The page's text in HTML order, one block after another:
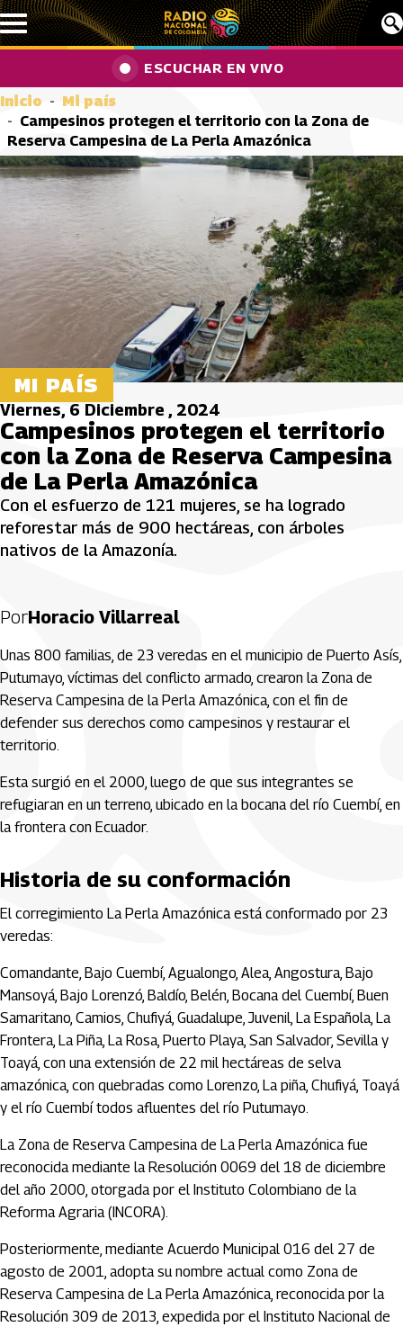
Pasar al contenido principal
ESCUCHAR EN VIVO
Inicio
Mi país
Campesinos protegen el territorio con la Zona de
Reserva Campesina de La Perla Amazónica
MI PAÍS
Viernes, 6 Diciembre , 2024
Campesinos protegen el territorio
con la Zona de Reserva Campesina
de La Perla Amazónica
Con el esfuerzo de 121 mujeres, se ha logrado
reforestar más de 900 hectáreas, con árboles
nativos de la Amazonía.
PorHoracio Villarreal
Unas 800 familias, de 23 veredas en el municipio de Puerto Asís,
Putumayo, víctimas del conflicto armado, crearon la Zona de
Reserva Campesina de la Perla Amazónica, con el fin de
defender sus derechos como campesinos y restaurar el
territorio.
Esta surgió en el 2000, luego de que sus integrantes se
refugiaran en un terreno, ubicado en la bocana del río Cuembí, en
la frontera con Ecuador.
Historia de su conformación
El corregimiento La Perla Amazónica está conformado por 23
veredas:
Comandante, Bajo Cuembí, Agualongo, Alea, Angostura, Bajo
Mansoyá, Bajo Lorenzó, Baldío, Belén, Bocana del Cuembí, Buen
Samaritano, Camios, Chufiyá, Guadalupe, Juvenil, La Española, La
Frontera, La Piña, La Rosa, Puerto Playa, San Salvador, Sevilla y
Toayá, con una extensión de 22 mil hectáreas de selva
amazónica, con quebradas como Lorenzo, La piña, Chufiyá, Toayá
y el río Cuembí todos afluentes del río Putumayo.
La Zona de Reserva Campesina de La Perla Amazónica fue
reconocida mediante la Resolución 0069 del 18 de diciembre
del año 2000, otorgada por el Instituto Colombiano de la
Reforma Agraria (INCORA).
Posteriormente, mediante Acuerdo Municipal 016 del 27 de
agosto de 2001, adopta su nombre actual como Zona de
Reserva Campesina de La Perla Amazónica, reconocida por la
Resolución 309 de 2013, expedida por el Instituto Nacional de